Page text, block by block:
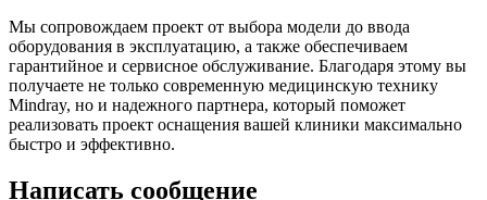
Мы сопровождаем проект от выбора модели до ввода
оборудования в эксплуатацию, а также обеспечиваем
гарантийное и сервисное обслуживание. Благодаря этому вы
получаете не только современную медицинскую технику
Mindray, но и надежного партнера, который поможет
реализовать проект оснащения вашей клиники максимально
быстро и эффективно.
Написать сообщение